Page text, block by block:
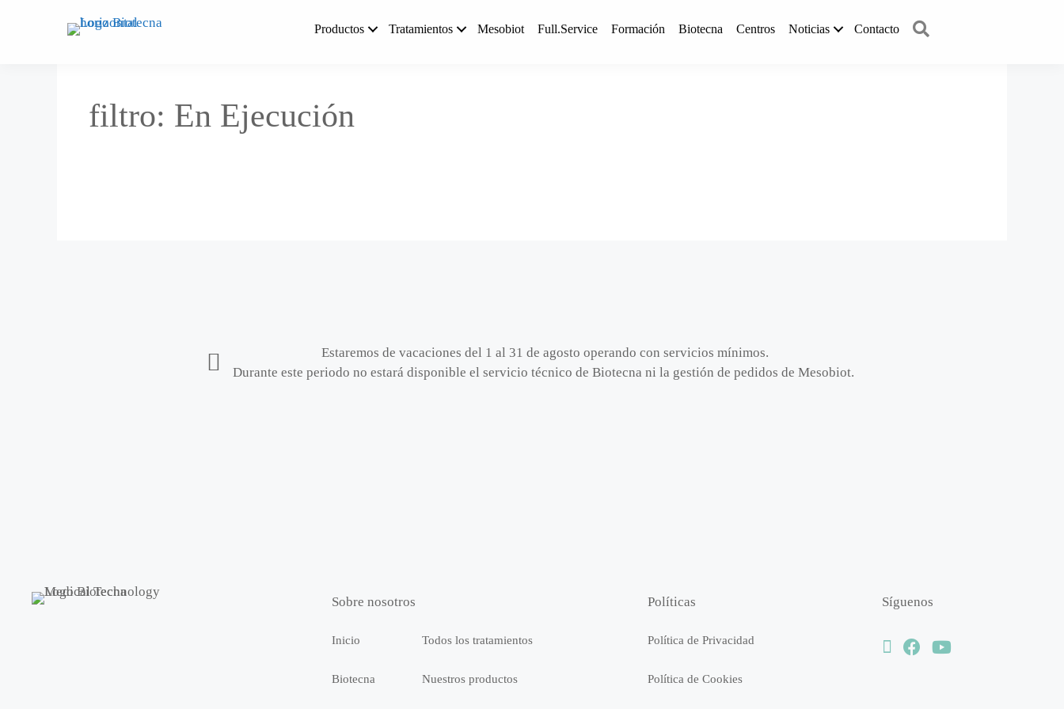
Productos Tratamientos Mesobiot Full.Service Formación Biotecna Centros Noticias Contacto
filtro: En Ejecución
Estaremos de vacaciones del 1 al 31 de agosto operando con servicios mínimos.
Durante este periodo no estará disponible el servicio técnico de Biotecna ni la gestión de pedidos de Mesobiot.
Sobre nosotros
Inicio
Biotecna
Todos los tratamientos
Nuestros productos
Políticas
Política de Privacidad
Política de Cookies
Síguenos